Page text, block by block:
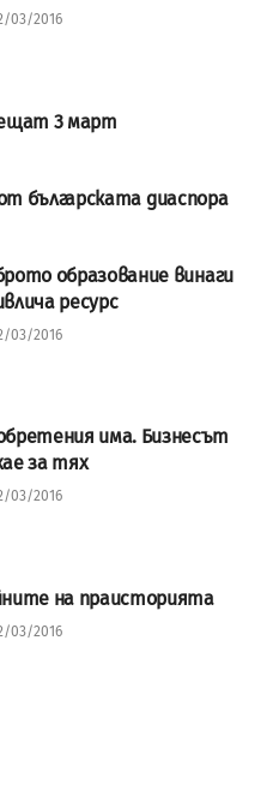
03/2016
3 март
българската диаспора
образование винаги
ресурс
03/2016
има. Бизнесът
за тях
03/2016
на праисторията
03/2016